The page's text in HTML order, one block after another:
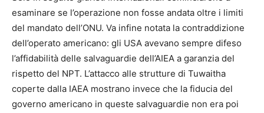
esaminare se l’operazione non fosse andata oltre i limiti
del mandato dell’ONU. Va infine notata la contraddizione
dell’operato americano: gli USA avevano sempre difeso
l’affidabilità delle salvaguardie dell’AIEA a garanzia del
rispetto del NPT. L’attacco alle strutture di Tuwaitha
coperte dalla IAEA mostrano invece che la fiducia del
governo americano in queste salvaguardie non era poi